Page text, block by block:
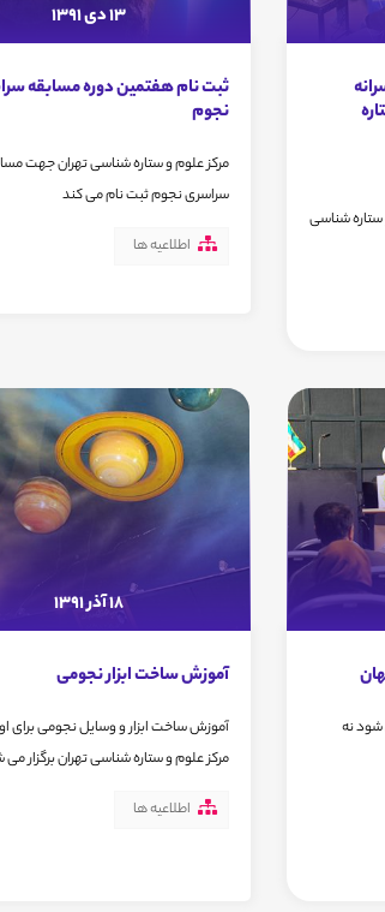
و ستاره شناسی
13 دی 1391
ثبت نام هفتمين دوره مسابقه
نجوم
مرکز علوم و ستاره شناسی تهران جهت
سراسری نجوم ثبت نام می کند
اطلاعیه ها
شود نه
18 آذر 1391
آموزش ساخت ابزار نجومی
آموزش ساخت ابزار و وسایل نجومی برای
مرکز علوم و ستاره شناسی تهران برگزار
اطلاعیه ها